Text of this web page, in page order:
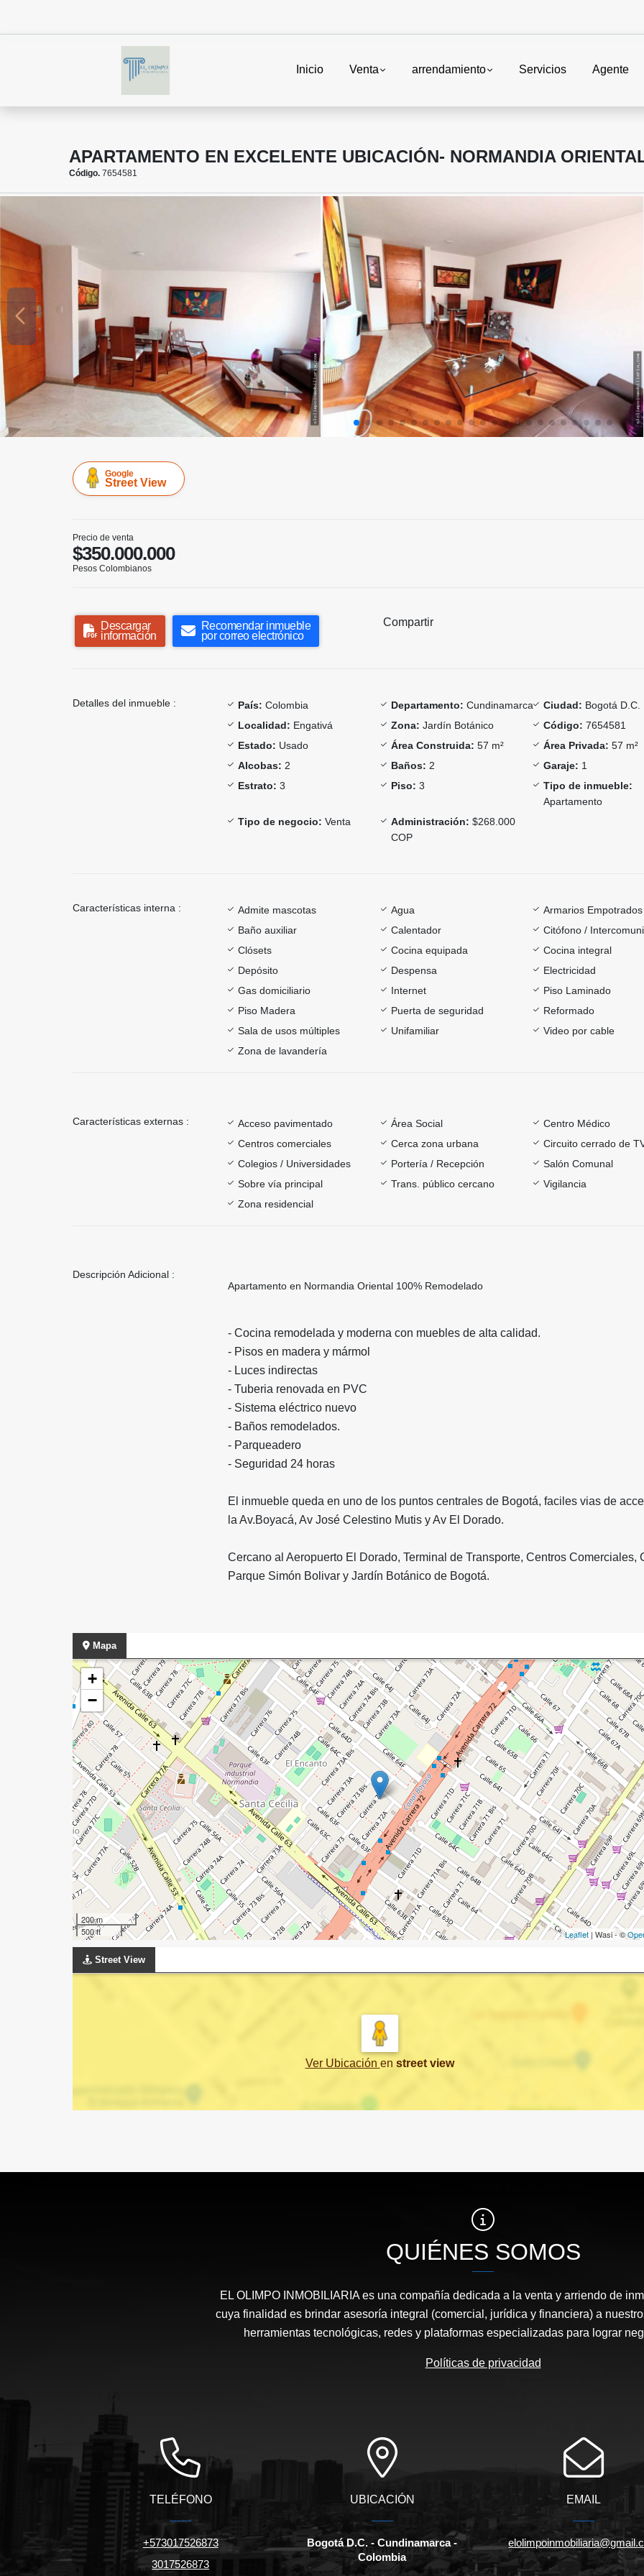
Inicio Venta arrendamiento Servicios Agente
APARTAMENTO EN EXCELENTE UBICACIÓN- NORMANDIA
Código. 7654581
Google
Street View
Precio de venta
$350.000.000
Pesos Colombianos
Descargar
información
Recomendar inmueble
por correo electrónico
Compartir
Detalles del inmueble : País: Colombia Departamento: Cundinamarca Ciudad: Bogotá D.C.
Localidad: Engativá Zona: Jardín Botánico Código: 7654581
Estado: Usado Área Construida: 57 m² Área Privada: 57 m²
Alcobas: 2 Baños: 2 Garaje: 1
Estrato: 3 Piso: 3
Tipo de inmueble:
Apartamento
Tipo de negocio: Venta Administración: $268.000
COP
Características interna : Admite mascotas Agua
Armarios Empotrados
Baño auxiliar
Calentador
Citófono /
Clósets
Cocina equipada
Cocina integral
Depósito
Despensa
Electricidad
Gas domiciliario
Internet
Piso Laminado
Piso Madera
Puerta de seguridad
Reformado
Sala de usos múltiples
Unifamiliar
Video por cable
Zona de lavandería
Características externas : Acceso pavimentado Área Social
Centro Médico
Centros comerciales
Cerca zona urbana
Circuito cerrado de
Colegios / Universidades
Portería / Recepción
Salón Comunal
Sobre vía principal
Trans. público cercano
Vigilancia
Zona residencial
Descripción Adicional :
Apartamento en Normandia Oriental 100% Remodelado
- Cocina remodelada y moderna con muebles de alta calidad.
- Pisos en madera y mármol
- Luces indirectas
- Tuberia renovada en PVC
- Sistema eléctrico nuevo
- Baños remodelados.
- Parqueadero
- Seguridad 24 horas
El inmueble queda en uno de los puntos centrales de Bogotá, faciles vias de
la Av.Boyacá, Av José Celestino Mutis y Av El Dorado.
Cercano al Aeropuerto El Dorado, Terminal de Transporte, Centros Comerciales,
Parque Simón Bolivar y Jardín Botánico de Bogotá.
Mapa
+
−
200 m
500 ft
Leaflet | Wasi - ©
Street View
Ver Ubicación en street view
QUIÉNES SOMOS
EL OLIMPO INMOBILIARIA es una compañía dedicada a la venta y arriendo de
cuya finalidad es brindar asesoría integral (comercial, jurídica y financiera) a
herramientas tecnológicas, redes y plataformas especializadas para lograr
Políticas de privacidad
TELÉFONO
+573017526873
3017526873
UBICACIÓN
Bogotá D.C. - Cundinamarca -
Colombia
EMAIL